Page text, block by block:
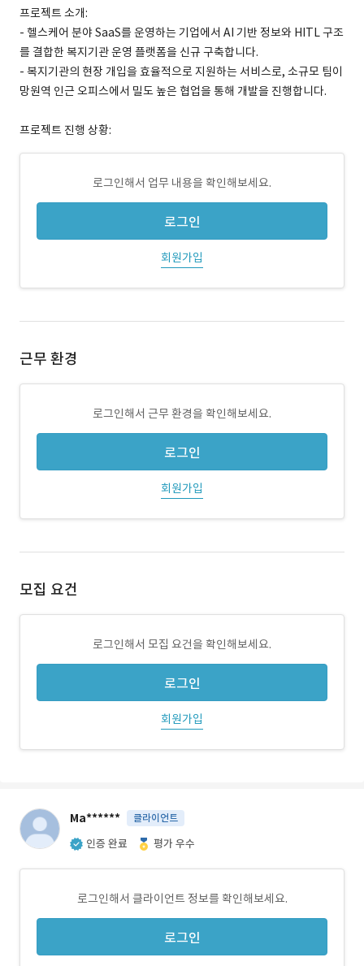
프로젝트 소개:
- 헬스케어 분야 SaaS를 운영하는 기업에서 AI 기반 정보와 HITL 구조
를 결합한 복지기관 운영 플랫폼을 신규 구축합니다.
- 복지기관의 현장 개입을 효율적으로 지원하는 서비스로, 소규모 팀이
망원역 인근 오피스에서 밀도 높은 협업을 통해 개발을 진행합니다.
프로젝트 진행 상황:
로그인해서 업무 내용을 확인해보세요.
로그인
회원가입
근무 환경
로그인해서 근무 환경을 확인해보세요.
로그인
회원가입
모집 요건
로그인해서 모집 요건을 확인해보세요.
로그인
회원가입
Ma****** 클라이언트
인증 완료 평가 우수
로그인해서 클라이언트 정보를 확인해보세요.
로그인